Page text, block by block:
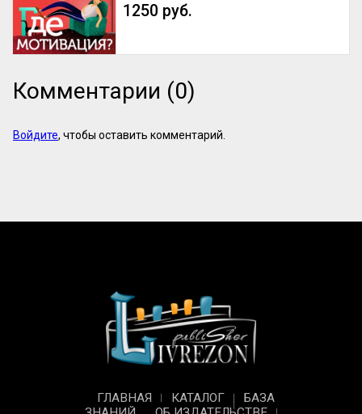
1250 руб.
Комментарии (0)
Войдите, чтобы оставить комментарий.
ГЛАВНАЯ КАТАЛОГ
БАЗА